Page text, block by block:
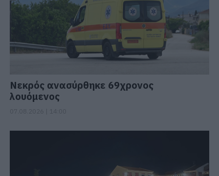
Νεκρός ανασύρθηκε 69χρονος
λουόμενος